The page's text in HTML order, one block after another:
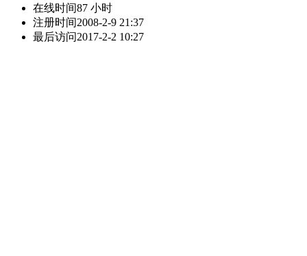
在线时间87 小时
注册时间2008-2-9 21:37
最后访问2017-2-2 10:27